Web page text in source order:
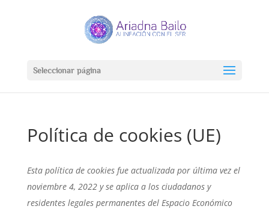
Seleccionar página
Política de cookies (UE)
Esta política de cookies fue actualizada por última vez el
noviembre 4, 2022 y se aplica a los ciudadanos y
residentes legales permanentes del Espacio Económico